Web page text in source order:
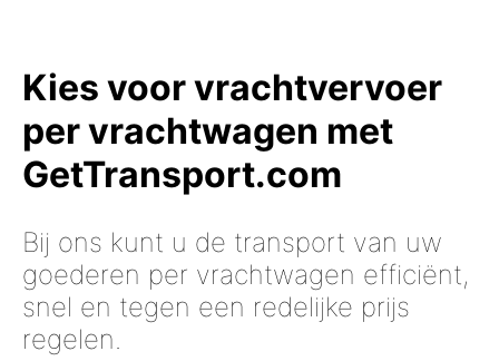
Kies voor vrachtvervoer
per vrachtwagen met
GetTransport.com
Bij ons kunt u de transport van uw
goederen per vrachtwagen efficiënt,
snel en tegen een redelijke prijs
regelen.